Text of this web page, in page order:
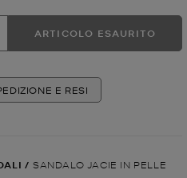
ARTICOLO ESAURITO
E RESI
/ SANDALO JACIE IN PELLE